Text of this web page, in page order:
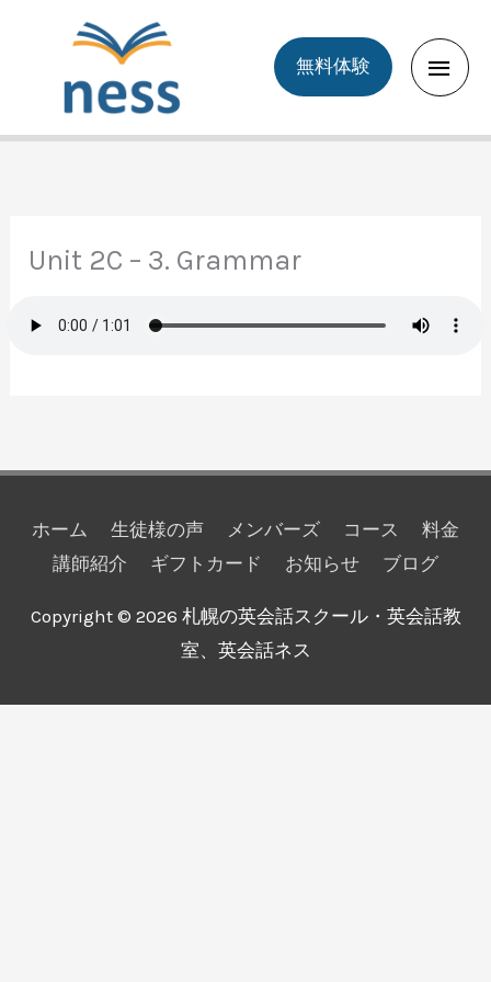
Main
無料体験
Unit 2C – 3. Grammar
ホーム 生徒様の声 メンバーズ コース
料金
講師紹介
ギフトカード お知らせ ブログ
Copyright © 2026 札幌の英会話スクール・英会話教
室、英会話ネス